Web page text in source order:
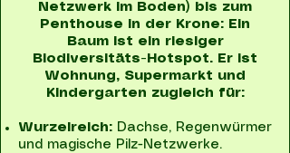
Netzwerk im Boden) bis zum
Penthouse in der Krone: Ein
Baum ist ein riesiger
Biodiversitäts-Hotspot. Er ist
Wohnung, Supermarkt und
Kindergarten zugleich für:
Wurzelreich: Dachse, Regenwürmer
und magische Pilz-Netzwerke.